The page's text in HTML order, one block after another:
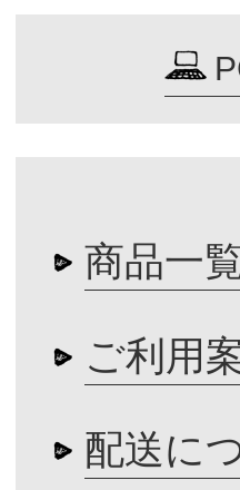
商品一
ご利用
配送に